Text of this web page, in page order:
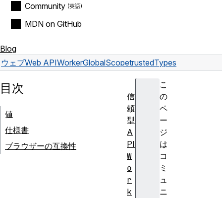
Community
MDN on GitHub
Blog
ウェブWeb APIWorkerGlobalScopetrustedTypes
こ
の
ペ
ー
ジ
は
コ
ミ
ュ
ニ
目次
値
仕様書
ブラウザーの互換性
信
頼
型
A
PI
W
o
r
k